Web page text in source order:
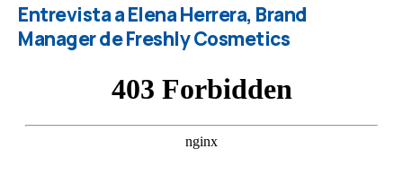
Entrevista a Elena Herrera, Brand
Manager de Freshly Cosmetics